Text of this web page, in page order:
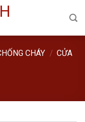
CHÁY / CỬA